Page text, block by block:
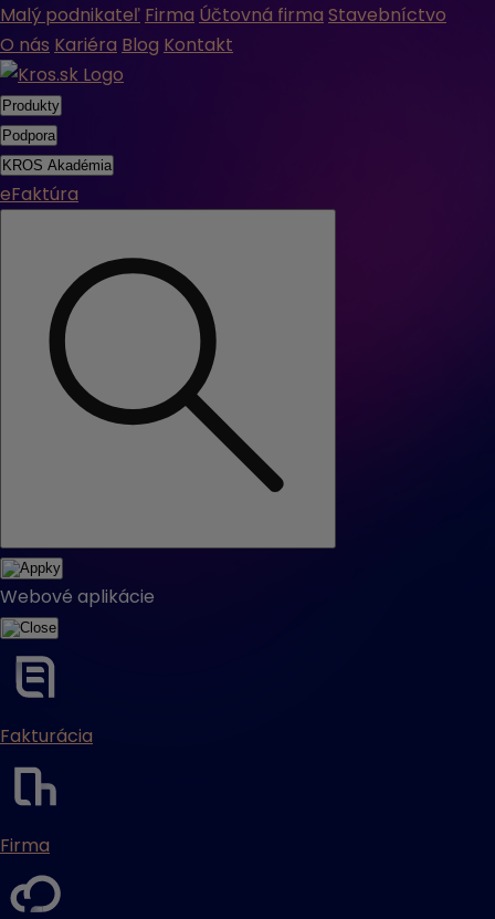
Malý podnikateľ Firma Účtovná firma Stavebníctvo
O nás Kariéra Blog Kontakt
Produkty
Podpora
KROS Akadémia
eFaktúra
Webové aplikácie
Fakturácia
Firma